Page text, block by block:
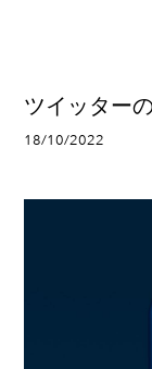
ツイッター
18/10/2022